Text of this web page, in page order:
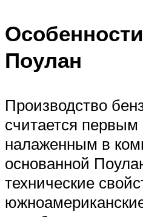
Поулан
Производство
считается
налаженным в
основанной
технические